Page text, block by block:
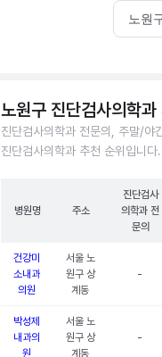
노원
노원구 진단검사의학
진단검사의학과 전문의, 주말/야
진단검사의학과 추천 순위입니다.
병원명 주소
진단검사
의학과 전
문의
건강미
소내과
의원
서울 노
원구 상
계동
-
박성제
내과의
원
서울 노
원구 상
계동
-